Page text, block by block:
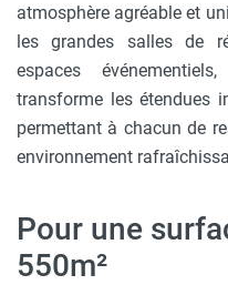
atmosphère agréable et
les grandes salles de
espaces
transforme les étendues
permettant à chacun de
environnement
Pour une
550m²